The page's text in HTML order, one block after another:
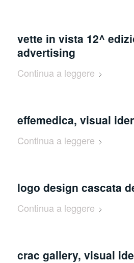
vette in vista 12^
advertising
Continua a leggere
effemedica, visual
Continua a leggere
logo design cascata
Continua a leggere
crac gallery, visual